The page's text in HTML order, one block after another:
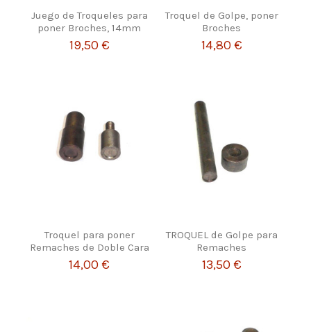
Juego de Troqueles para
poner Broches, 14mm
19,50 €
Troquel de Golpe, poner
Broches
14,80 €
Troquel para poner
Remaches de Doble Cara
14,00 €
TROQUEL de Golpe para
Remaches
13,50 €